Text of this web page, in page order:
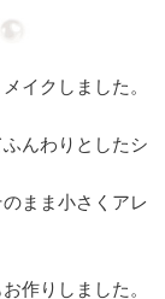
んわりベ
のベビー
イクしました。
んわりとしたシ
まま小さくアレ
作りしました。